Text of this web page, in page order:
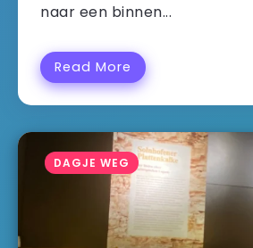
naar een binnen...
Read More
DAGJE WEG